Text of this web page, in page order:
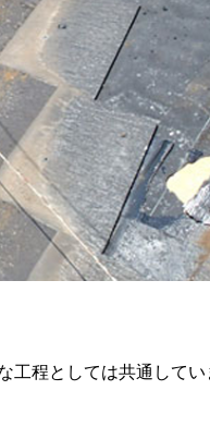
程としては共通してい